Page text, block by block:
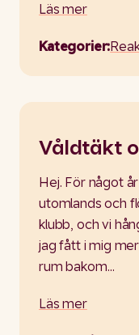
Läs mer
Kategorier:
Våldtäkt
Hej. För något
utomlands och
klubb, och vi
jag fått i mig
rum bakom…
Läs mer